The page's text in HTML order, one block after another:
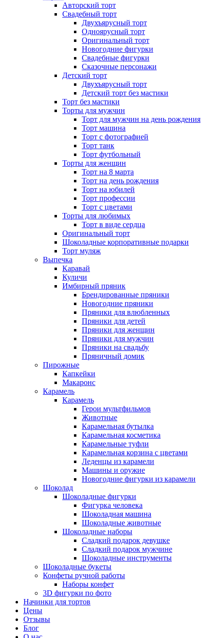
Авторский торт
Свадебный торт
Двухъярусный торт
Одноярусный торт
Оригинальный торт
Новогодние фигурки
Свадебные фигурки
Сказочные персонажи
Детский торт
Двухъярусный торт
Детский торт без мастики
Торт без мастики
Торты для мужчин
Торт для мужчин на день рождения
Торт машина
Торт с фотографией
Торт танк
Торт футбольный
Торты для женщин
Торт на 8 марта
Торт на день рождения
Торт на юбилей
Торт профессии
Торт с цветами
Торты для любимых
Торт в виде сердца
Оригинальный торт
Шоколадные корпоративные подарки
Торт муляж
Выпечка
Каравай
Куличи
Имбирный пряник
Брендированные пряники
Новогодние пряники
Пряники для влюбленных
Пряники для детей
Пряники для женщин
Пряники для мужчин
Пряники на свадьбу
Пряничный домик
Пирожные
Капкейки
Макаронс
Карамель
Карамель
Герои мультфильмов
Животные
Карамельная бутылка
Карамельная косметика
Карамельные туфли
Карамельная корзина с цветами
Леденцы из карамели
Машины и оружие
Новогодние фигурки из карамели
Шоколад
Шоколадные фигурки
Фигурка человека
Шоколадная машина
Шоколадные животные
Шоколадные наборы
Сладкий подарок девушке
Сладкий подарок мужчине
Шоколадные инструменты
Шоколадные букеты
Конфеты ручной работы
Наборы конфет
3D фигурки по фото
Начинки для тортов
Цены
Отзывы
Блог